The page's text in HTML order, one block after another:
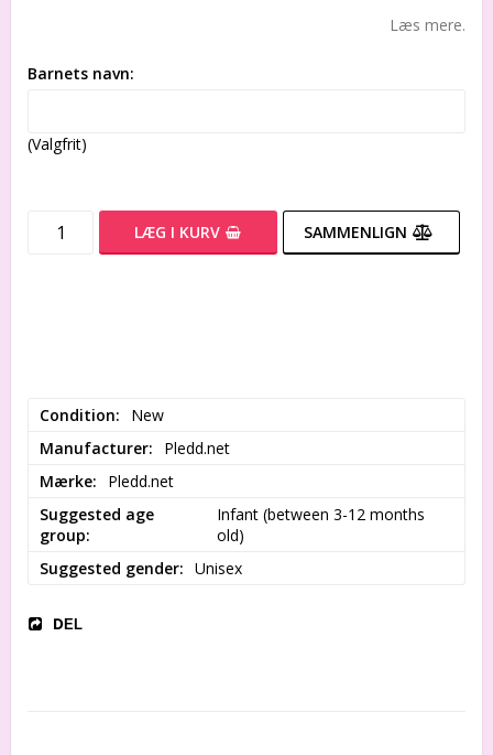
Læs mere.
Barnets navn:
(Valgfrit)
LÆG I KURV SAMMENLIGN
Condition
New
Manufacturer
Pledd.net
Mærke
Pledd.net
Suggested age
group
Infant (between 3-12 months
old)
Suggested gender
Unisex
DEL